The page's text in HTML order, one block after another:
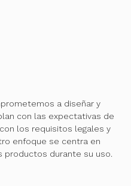
a diseñar y
con las expectativas de
los requisitos legales y
enfoque se centra en
productos durante su uso.